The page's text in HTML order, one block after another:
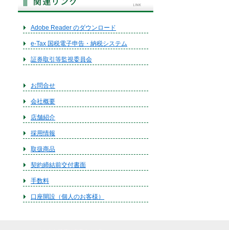
Adobe Reader のダウンロード
e-Tax 国税電子申告・納税システム
証券取引等監視委員会
お問合せ
会社概要
店舗紹介
採用情報
取扱商品
契約締結前交付書面
手数料
口座開設（個人のお客様）